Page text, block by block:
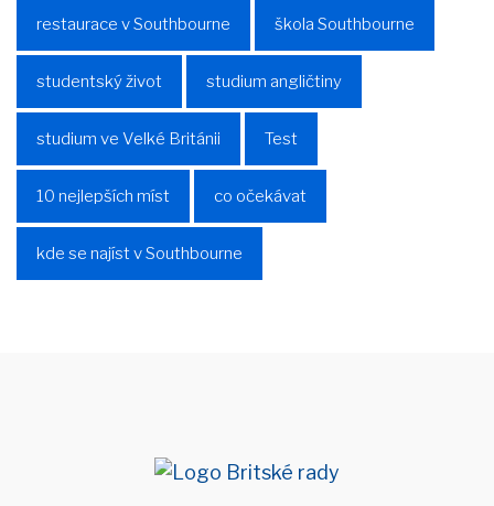
restaurace v Southbourne škola Southbourne
studentský život studium angličtiny
studium ve Velké Británii Test
10 nejlepších míst co očekávat
kde se najíst v Southbourne